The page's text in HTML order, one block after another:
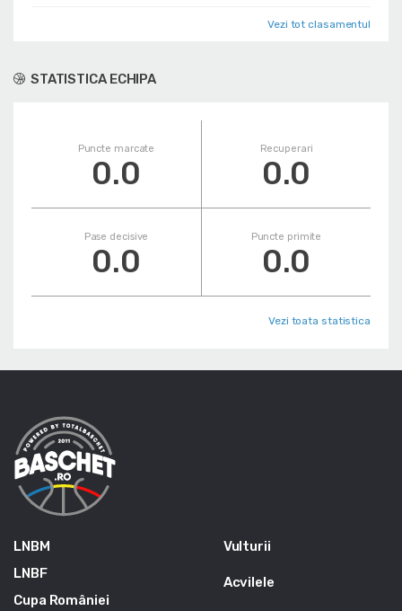
Vezi tot clasamentul
STATISTICA ECHIPA
Puncte marcate
0.0
Recuperari
0.0
Pase decisive
0.0
Puncte primite
0.0
Vezi toata statistica
LNBM
LNBF
Cupa României
Vulturii
Acvilele